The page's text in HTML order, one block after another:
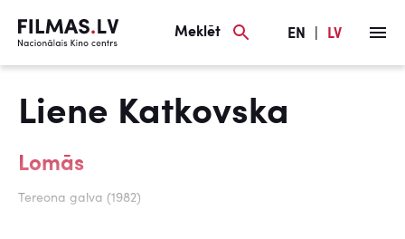
Meklēt EN LV
Liene Katkovska
Lomās
Tereona galva (1982)